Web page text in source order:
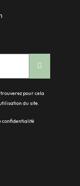
pour cela
du site.
confidentialité